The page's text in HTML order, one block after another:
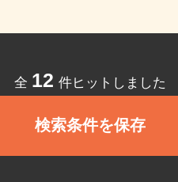
全12件ヒットしました
検索条件を保存